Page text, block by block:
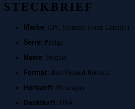
STECKBRIEF
Marke: EPC (Ernesto Perez-Carrillo)
Serie: Pledge
Name: Prequel
Format: Box-Pressed Robusto
Herkunft: Nicaragua
Deckblatt: USA